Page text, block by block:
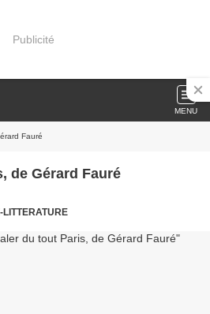
Publicité
MENU
Fauré
de Gérard Fauré